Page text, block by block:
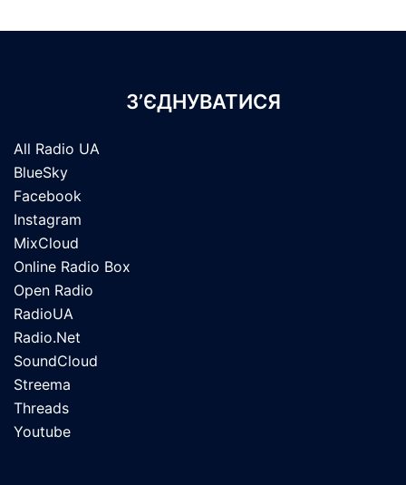
З’ЄДНУВАТИСЯ
All Radio UA
BlueSky
Facebook
Instagram
MixCloud
Online Radio Box
Open Radio
RadioUA
Radio.Net
SoundCloud
Streema
Threads
Youtube